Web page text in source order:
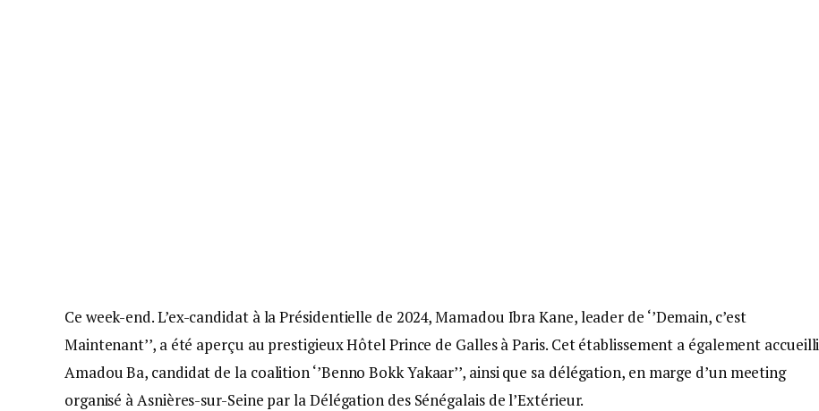
Ce week-end. L’ex-candidat à la Présidentielle de 2024, Mamadou Ibra Kane, leader de ‘’Demain, c’est
Maintenant’’, a été aperçu au prestigieux Hôtel Prince de Galles à Paris. Cet établissement a également accueilli
Amadou Ba, candidat de la coalition ‘’Benno Bokk Yakaar’’, ainsi que sa délégation, en marge d’un meeting
organisé à Asnières-sur-Seine par la Délégation des Sénégalais de l’Extérieur.